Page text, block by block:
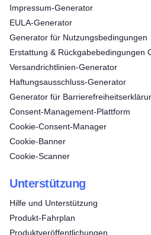
Impressum-Generator
EULA-Generator
Generator für Nutzungsbedingungen
Erstattung & Rückgabebedingungen
Versandrichtlinien-Generator
Haftungsausschluss-Generator
Generator für
Consent‑Management‑Plattform
Cookie-Consent-Manager
Cookie-Banner
Cookie-Scanner
Unterstützung
Hilfe und Unterstützung
Produkt-Fahrplan
Produktveröffentlichungen